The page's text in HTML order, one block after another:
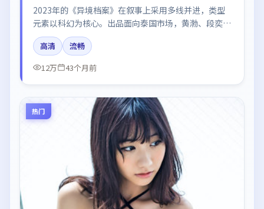
2023年的《异境档案》在叙事上采用多线并进，类型
元素以科幻为核心。出品面向泰国市场，黄渤、段奕
宏、张译所饰角色推动关键反转，结尾留白引发讨论。
高清
流畅
12万
43个月前
热门